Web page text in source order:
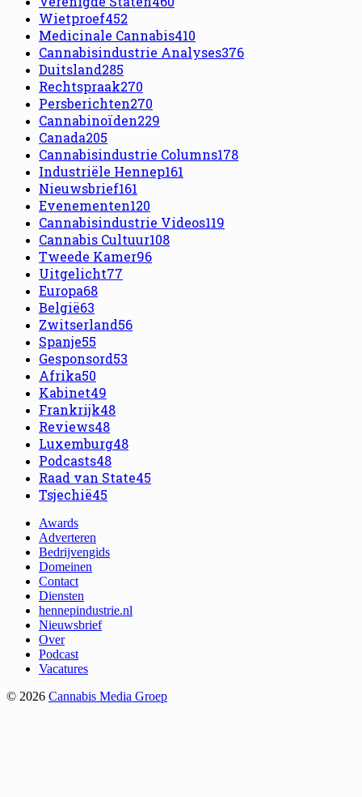
Wietproef452
Medicinale Cannabis410
Cannabisindustrie Analyses376
Duitsland285
Rechtspraak270
Persberichten270
Cannabinoïden229
Canada205
Cannabisindustrie Columns178
Industriële Hennep161
Nieuwsbrief161
Evenementen120
Cannabisindustrie Videos119
Cannabis Cultuur108
Tweede Kamer96
Uitgelicht77
Europa68
België63
Zwitserland56
Spanje55
Gesponsord53
Afrika50
Kabinet49
Frankrijk48
Reviews48
Luxemburg48
Podcasts48
Raad van State45
Tsjechië45
Awards
Adverteren
Bedrijvengids
Domeinen
Contact
Diensten
hennepindustrie.nl
Nieuwsbrief
Over
Podcast
Vacatures
© 2026 Cannabis Media Groep